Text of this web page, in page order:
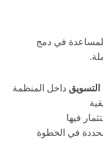
في دمج
التسويق داخل المنظمة
فيها
في الخطوة